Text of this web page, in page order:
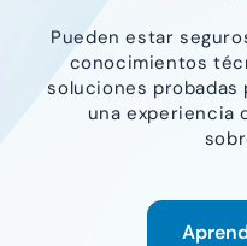
Pueden estar
conocimientos
soluciones
una experiencia